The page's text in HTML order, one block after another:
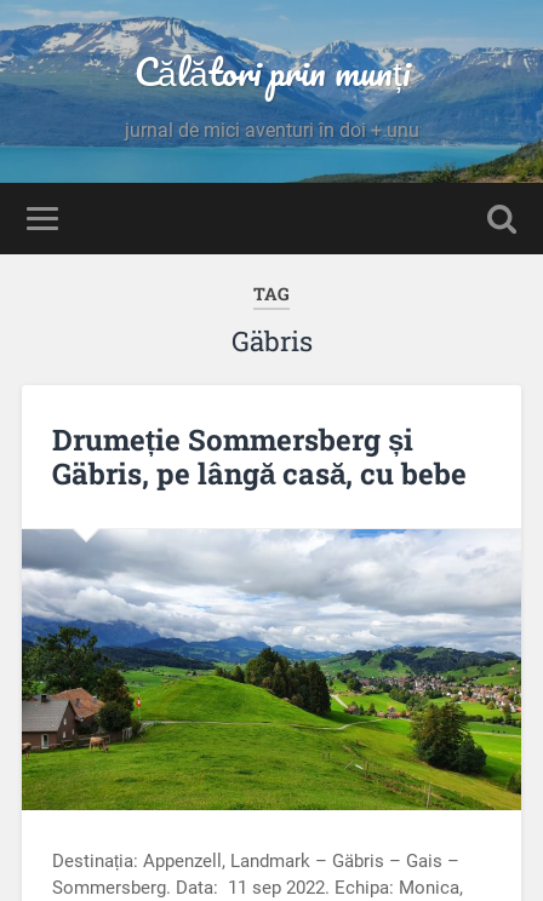
Călători prin munți
jurnal de mici aventuri în doi + unu
TAG
Gäbris
Drumeție Sommersberg și
Gäbris, pe lângă casă, cu bebe
Destinația: Appenzell, Landmark – Gäbris – Gais –
Sommersberg. Data: 11 sep 2022. Echipa: Monica,